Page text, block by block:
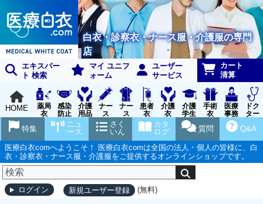
白衣・診察衣・ナース服・介護服の専門
店
エキスパー
ト 検索
マイ ユニフ
ォーム
ユーザー
サービス
カート
清算
HOME
薬局
衣
感染
防止
用品
介護
用品
ナー
ス
グッ
ズ
ナー
ス
ウェ
ア
患者
衣
介護
衣
介護
学生
実習
衣
手術
衣
医療
事務
受付
ドク
ター
ア
Q&A
質問
カタ
ログ
さく
いん
ニュ
ース
特集
医療白衣comへようこそ！ 医療白衣comは全国の法人・個人の皆様に、白
衣・診察衣・ナース服・介護服をご提供するオンラインショップです。
ログイン 新規ユーザー登録 (無料)